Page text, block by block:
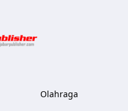
Olahraga